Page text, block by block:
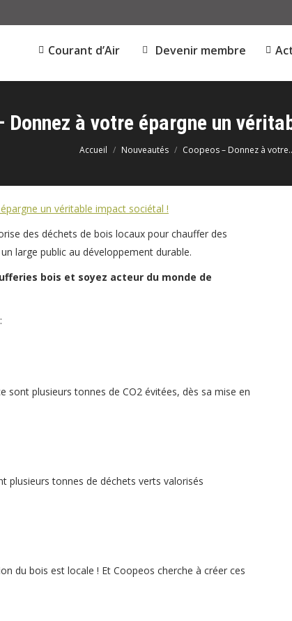
Courant d’Air Devenir membre
Donnez à votre épargne un
Vous êtes ici :
Accueil Nouveautés Coopeos – Donnez à
des déchets de bois locaux pour chauffer des
large public au développement durable.
bois et soyez acteur du monde de
sont plusieurs tonnes de CO2 évitées, dès sa mise en
plusieurs tonnes de déchets verts valorisés
du bois est locale ! Et Coopeos cherche à créer ces